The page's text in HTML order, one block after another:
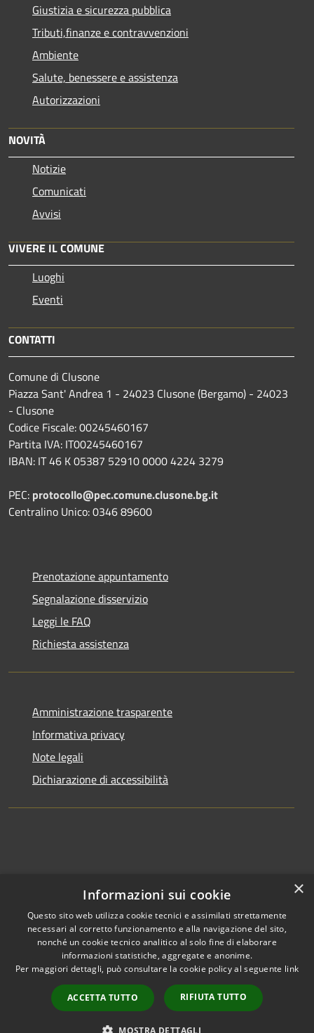
Giustizia e sicurezza pubblica
Tributi,finanze e contravvenzioni
Ambiente
Salute, benessere e assistenza
Autorizzazioni
NOVITÀ
Notizie
Comunicati
Avvisi
VIVERE IL COMUNE
Luoghi
Eventi
CONTATTI
Comune di Clusone
Piazza Sant' Andrea 1 - 24023 Clusone (Bergamo) - 24023
- Clusone
Codice Fiscale: 00245460167
Partita IVA: IT00245460167
IBAN: IT 46 K 05387 52910 0000 4224 3279
PEC: protocollo@pec.comune.clusone.bg.it
Centralino Unico: 0346 89600
Prenotazione appuntamento
Segnalazione disservizio
Leggi le FAQ
Richiesta assistenza
Amministrazione trasparente
Informativa privacy
Note legali
Dichiarazione di accessibilità
RSS
Accessibilità
Copyright © 2026 • Comune di
Clusone • Powered by
Municipium•
Accesso
redazione
×
Informazioni sui cookie
Questo sito web utilizza cookie tecnici e assimilati strettamente
necessari al corretto funzionamento e alla navigazione del sito,
nonché un cookie tecnico analitico al solo fine di elaborare
informazioni statistiche, aggregate e anonime.
Per maggiori dettagli, può consultare la cookie policy al seguente link
ACCETTA TUTTO RIFIUTA TUTTO
MOSTRA DETTAGLI